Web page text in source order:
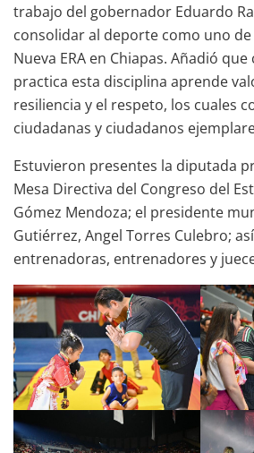
trabajo del gobernador Eduardo
consolidar al deporte como uno
Nueva ERA en Chiapas. Añadió
practica esta disciplina aprende
resiliencia y el respeto, los cuales
ciudadanas y ciudadanos
Estuvieron presentes la diputada
Mesa Directiva del Congreso del
Gómez Mendoza; el presidente
Gutiérrez, Angel Torres Culebro;
entrenadoras, entrenadores y